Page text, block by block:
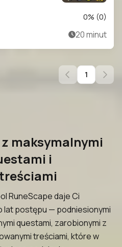
0% (0)
20 minut
1
z maksymalnymi
i
RuneScape daje Ci
lat postępu — podniesionymi
questami, zarobionymi z
treściami, które w